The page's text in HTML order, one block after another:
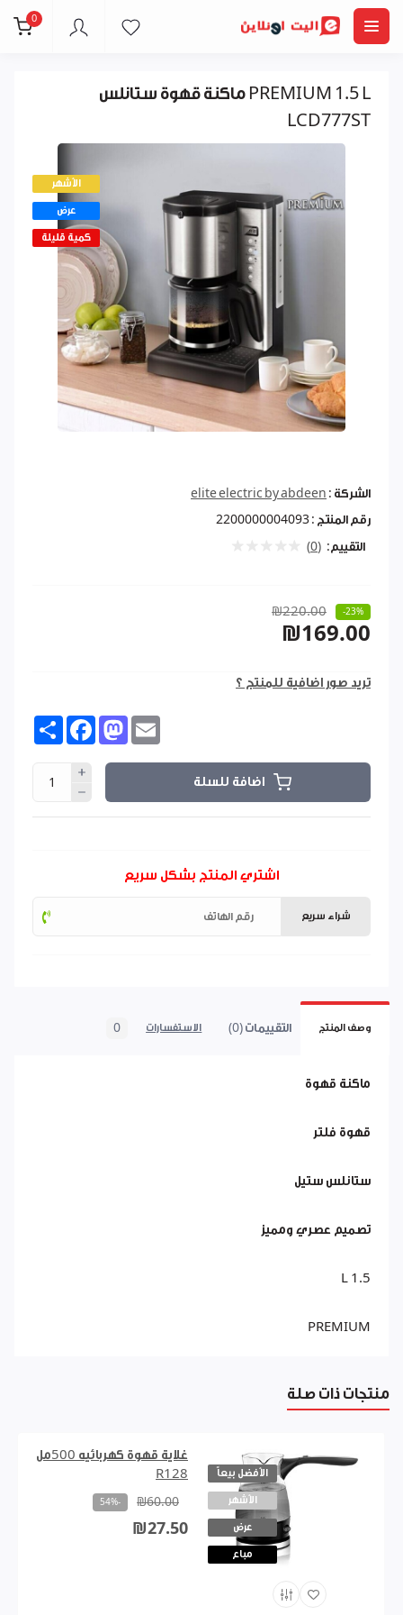
0
ماكنة قهوة ستانلس PREMIUM 1.5 L
LCD777ST
الأشهر
عرض
كمية قليلة
الشركة : elite electric by abdeen
رقم المنتج : 2200000004093
التقييم: (0)
₪220.00 -23%
₪169.00
تريد صور اضافية للمنتج ؟
Share FacebookMastodon
اضافة للسلة
اشتري المنتج بشكل سريع
شراء سريع
وصف المنتج التقييمات (0) الاستفسارات 0
ماكنة قهوة
قهوة فلتر
ستانلس ستيل
تصميم عصري ومميز
1.5 L
PREMIUM
منتجات ذات صلة
الأفضل بيعاً
الأشهر
عرض
مباع
غلاية قهوة كهربائيه 500مل
R128
₪60.00
-54%
₪27.50